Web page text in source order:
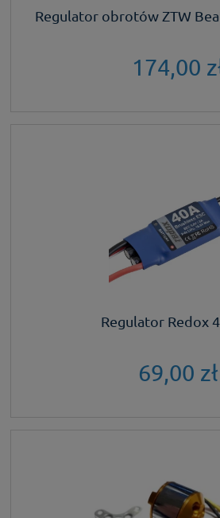
Regulator obrotów ZTW
174,00
Regulator Redox
69,00 zł